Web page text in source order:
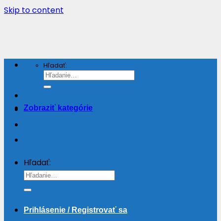
Skip to content
Hľadať:
Prihlásenie / Registrovať sa
Hľadať:
Zobraziť kategórie